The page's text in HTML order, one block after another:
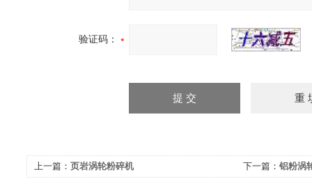
验证码：
上一篇： 页岩涡轮粉碎机 下一篇： 铝粉涡